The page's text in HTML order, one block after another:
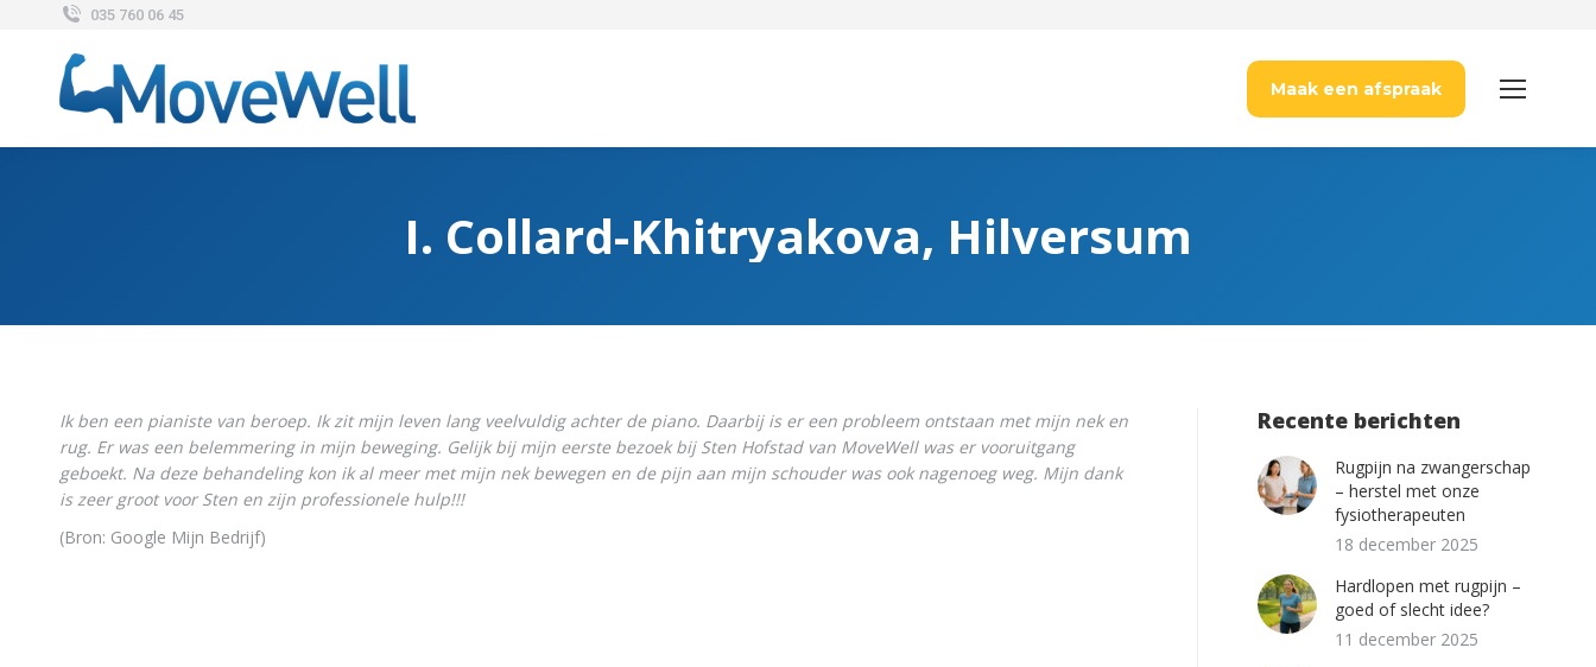
035 760 06 45
Maak een afspraak
I. Collard-Khitryakova, Hilversum
Ik ben een pianiste van beroep. Ik zit mijn leven lang veelvuldig achter de piano. Daarbij is er een probleem ontstaan met mijn nek en
rug. Er was een belemmering in mijn beweging. Gelijk bij mijn eerste bezoek bij Sten Hofstad van MoveWell was er vooruitgang
geboekt. Na deze behandeling kon ik al meer met mijn nek bewegen en de pijn aan mijn schouder was ook nagenoeg weg. Mijn dank
is zeer groot voor Sten en zijn professionele hulp!!!
(Bron: Google Mijn Bedrijf)
Recente berichten
Rugpijn na zwangerschap
– herstel met onze
fysiotherapeuten
18 december 2025
Hardlopen met rugpijn –
goed of slecht idee?
11 december 2025